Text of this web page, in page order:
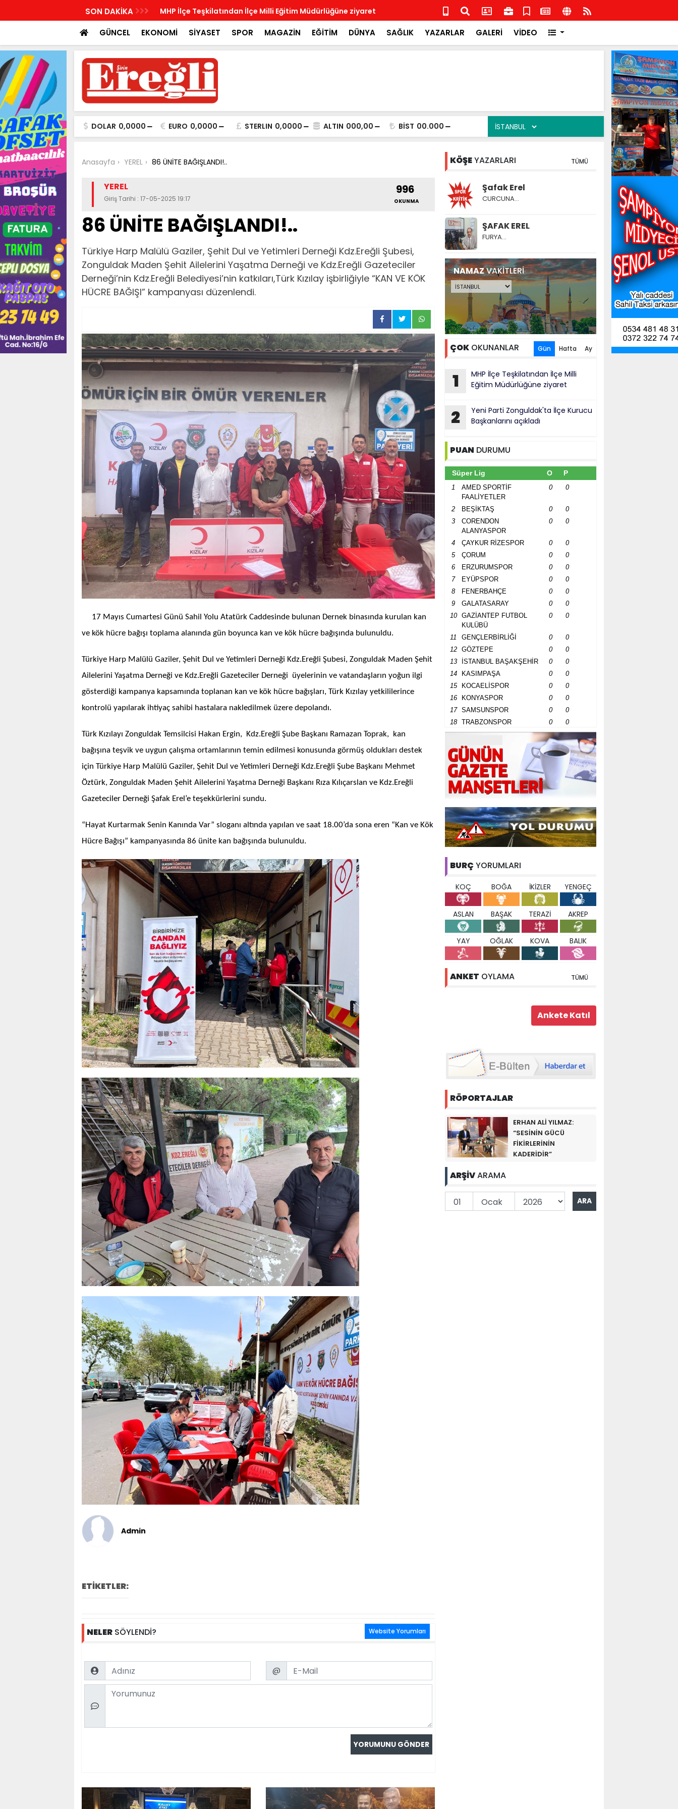
SON DAKİKA
Kurucu Başkanlarını açıkladı MHP İlçe Teşkilatından İlçe Milli Eğitim Müdürlüğüne ziyaret
Rotary Bölge Federasyon Başkanı Orhan Uludağ'dan Kdz.Ereğli
Rotary Kulübü'ne ziyaret
GÜNCEL EKONOMİ SİYASET SPOR MAGAZİN EĞİTİM DÜNYA SAĞLIK YAZARLAR GALERİ VİDEO
DOLAR 0,0000 EURO 0,0000 STERLIN 0,0000 ALTIN 000,00 BİST 00.000
Anasayfa YEREL 86 ÜNİTE BAĞIŞLANDI!..
YEREL
Giriş Tarihi : 17-05-2025 19:17
996
OKUNMA
86 ÜNİTE BAĞIŞLANDI!..
Türkiye Harp Malülü Gaziler, Şehit Dul ve Yetimleri Derneği Kdz.Ereğli Şubesi,
Zonguldak Maden Şehit Ailelerini Yaşatma Derneği ve Kdz.Ereğli Gazeteciler
Derneği’nin Kdz.Ereğli Belediyesi’nin katkıları,Türk Kızılay işbirliğiyle “KAN VE KÖK
HÜCRE BAĞIŞI” kampanyası düzenlendi.
17 Mayıs Cumartesi Günü Sahil Yolu Atatürk Caddesinde bulunan Dernek binasında kurulan kan
ve kök hücre bağışı toplama alanında gün boyunca kan ve kök hücre bağışında bulunuldu.
Türkiye Harp Malülü Gaziler, Şehit Dul ve Yetimleri Derneği Kdz.Ereğli Şubesi, Zonguldak Maden Şehit
Ailelerini Yaşatma Derneği ve Kdz.Ereğli Gazeteciler Derneği üyelerinin ve vatandaşların yoğun ilgi
gösterdiği kampanya kapsamında toplanan kan ve kök hücre bağışları, Türk Kızılay yetkililerince
kontrolü yapılarak ihtiyaç sahibi hastalara nakledilmek üzere depolandı.
Türk Kızılayı Zonguldak Temsilcisi Hakan Ergin, Kdz.Ereğli Şube Başkanı Ramazan Toprak, kan
bağışına teşvik ve uygun çalışma ortamlarının temin edilmesi konusunda görmüş oldukları destek
için Türkiye Harp Malülü Gaziler, Şehit Dul ve Yetimleri Derneği Kdz.Ereğli Şube Başkanı Mehmet
Öztürk, Zonguldak Maden Şehit Ailelerini Yaşatma Derneği Başkanı Rıza Kılıçarslan ve Kdz.Ereğli
Gazeteciler Derneği Şafak Erel’e teşekkürlerini sundu.
“Hayat Kurtarmak Senin Kanında Var” sloganı altında yapılan ve saat 18.00’da sona eren “Kan ve Kök
Hücre Bağışı” kampanyasında 86 ünite kan bağışında bulunuldu.
Admin
ETİKETLER:
NELER SÖYLENDİ? Website Yorumları
Name Email
@
Comment
KÖŞEYAZARLARI TÜMÜ
Şafak Erel
CURCUNA…
ŞAFAK EREL
FURYA…
NAMAZVAKİTLERİ
ÇOK OKUNANLAR Gün Hafta Ay
1
MHP İlçe Teşkilatından İlçe Milli
Eğitim Müdürlüğüne ziyaret
2
Yeni Parti Zonguldak'ta İlçe Kurucu
Başkanlarını açıkladı
PUAN DURUMU
Süper Lig O P
1
AMED SPORTİF
FAALİYETLER
0 0
2 BEŞİKTAŞ 0
0
3
CORENDON
ALANYASPOR
0 0
4 ÇAYKUR RİZESPOR 0
0
5
ÇORUM 0
0
6
ERZURUMSPOR 0
0
7
EYÜPSPOR 0
0
8
FENERBAHÇE 0
0
9
GALATASARAY 0
0
10
GAZİANTEP FUTBOL
KULÜBÜ
0 0
11 GENÇLERBİRLİĞİ 0
0
12
GÖZTEPE 0
0
13
İSTANBUL BAŞAKŞEHİR 0
0
14
KASIMPAŞA 0
0
15
KOCAELİSPOR 0
0
16
KONYASPOR 0
0
17
SAMSUNSPOR 0
0
18
TRABZONSPOR 0 0
BURÇ YORUMLARI
KOÇ BOĞA İKİZLER YENGEÇ
ASLAN BAŞAK TERAZİ AKREP
YAY OĞLAK KOVA BALIK
ANKET OYLAMA TÜMÜ
RÖPORTAJLAR
ERHAN ALİ YILMAZ:
“SESİNİN GÜCÜ
FİKİRLERİNİN
KADERİDİR”
ARŞİVARAMA